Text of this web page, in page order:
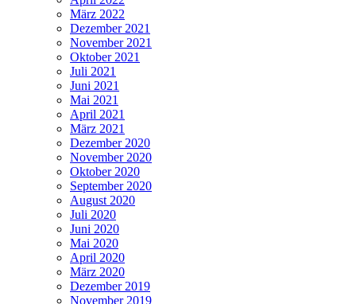
März 2022
Dezember 2021
November 2021
Oktober 2021
Juli 2021
Juni 2021
Mai 2021
April 2021
März 2021
Dezember 2020
November 2020
Oktober 2020
September 2020
August 2020
Juli 2020
Juni 2020
Mai 2020
April 2020
März 2020
Dezember 2019
November 2019